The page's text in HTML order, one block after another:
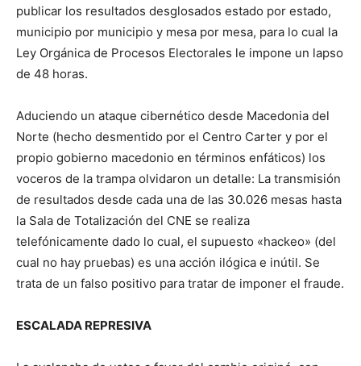
publicar los resultados desglosados estado por estado,
municipio por municipio y mesa por mesa, para lo cual la
Ley Orgánica de Procesos Electorales le impone un lapso
de 48 horas.
Aduciendo un ataque cibernético desde Macedonia del
Norte (hecho desmentido por el Centro Carter y por el
propio gobierno macedonio en términos enfáticos) los
voceros de la trampa olvidaron un detalle: La transmisión
de resultados desde cada una de las 30.026 mesas hasta
la Sala de Totalización del CNE se realiza
telefónicamente dado lo cual, el supuesto «hackeo» (del
cual no hay pruebas) es una acción ilógica e inútil. Se
trata de un falso positivo para tratar de imponer el fraude.
ESCALADA REPRESIVA